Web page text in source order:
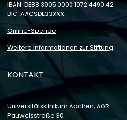
21
november
Samstag,
IBAN: DE88 3905 0000 1072 4490 42
BIC: AACSDE33XXX
Online-Spende
Weitere Informationen zur Stiftung
KONTAKT
Universitätsklinikum Aachen, AöR
Pauwelsstraße 30